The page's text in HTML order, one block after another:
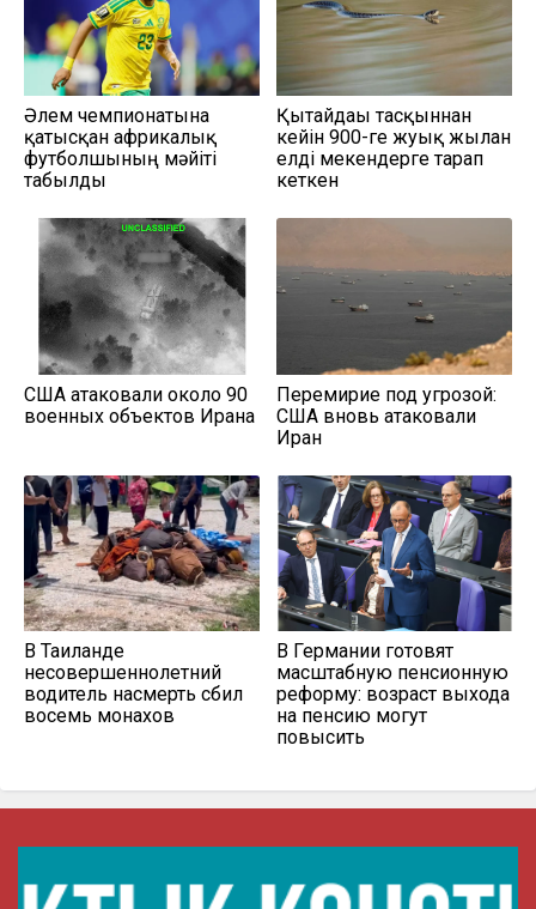
Әлем чемпионатына
қатысқан африкалық
футболшының мәйіті
табылды
Қытайдағы тасқыннан
кейін 900-ге жуық жылан
елді мекендерге тарап
кеткен
США атаковали около 90
военных объектов Ирана
Перемирие под угрозой:
США вновь атаковали
Иран
В Таиланде
несовершеннолетний
водитель насмерть сбил
восемь монахов
В Германии готовят
масштабную пенсионную
реформу: возраст выхода
на пенсию могут
повысить